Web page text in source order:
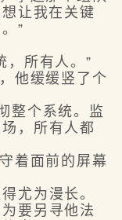
让我在关键
”
所有人。”
他缓缓竖了个
个系统。监
，所有人都
着面前的屏幕
尤为漫长。
要另寻他法